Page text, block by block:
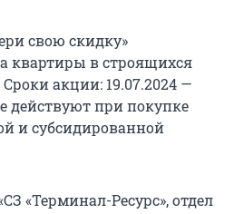
свою скидку»
квартиры в строящихся
акции: 19.07.2024 —
действуют при покупке
и субсидированной
«Терминал-Ресурс», отдел